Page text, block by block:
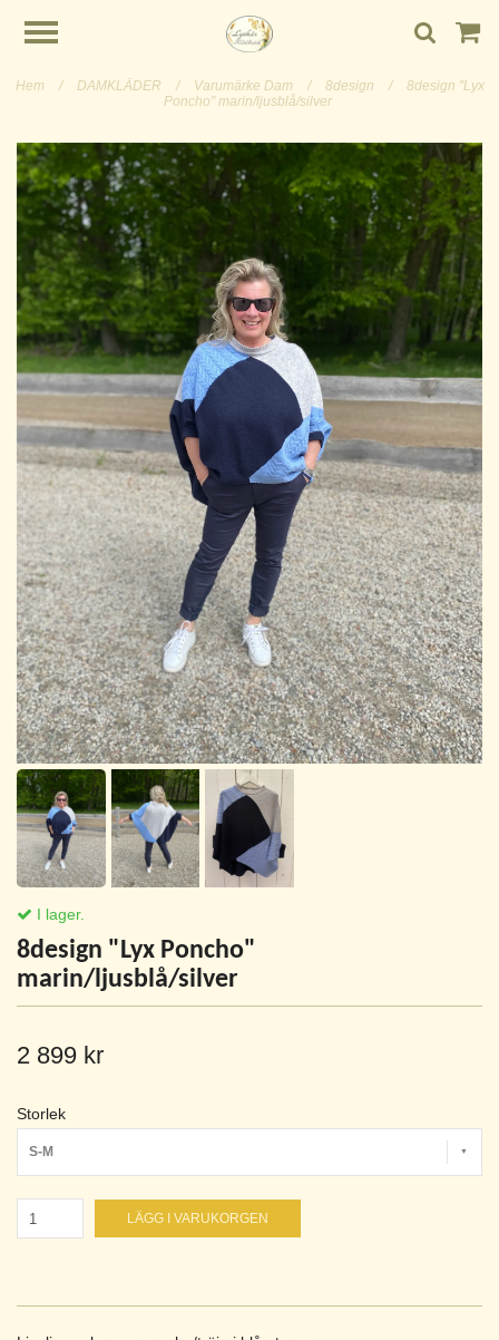
Hem / DAMKLÄDER / Varumärke Dam / 8design /
8design "Lyx
Poncho" marin/ljusblå/silver
I lager.
8design "Lyx Poncho"
marin/ljusblå/silver
2 899 kr
Storlek
S-M
LÄGG I VARUKORGEN